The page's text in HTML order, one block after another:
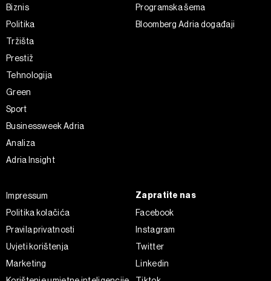
Biznis
Politika
Tržišta
Prestiž
Tehnologija
Green
Sport
Businessweek Adria
Analiza
Adria Insight
Programska šema
Bloomberg Adria događaji
Impressum
Politika kolačića
Pravila privatnosti
Uvjeti korištenja
Marketing
Zapratite nas
Facebook
Instagram
Twitter
Linkedin